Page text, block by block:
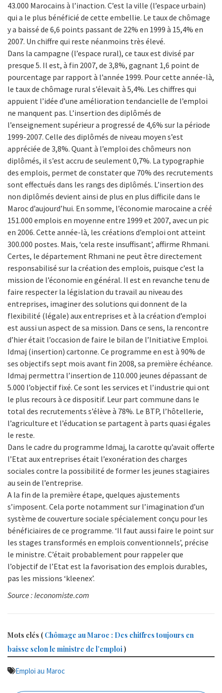
43.000 Marocains à l’inaction. C’est la ville (l’espace urbain)
qui a le plus bénéficié de cette embellie. Le taux de chômage
y a baissé de 6,6 points passant de 22% en 1999 à 15,4% en
2007. Un chiffre qui reste néanmoins très élevé.
Dans la campagne (l’espace rural), ce taux est divisé par
presque 5. Il est, à fin 2007, de 3,8%, gagnant 1,6 point de
pourcentage par rapport à l’année 1999. Pour cette année-là,
le taux de chômage rural s’élevait à 5,4%. Les chiffres qui
appuient l’idée d’une amélioration tendancielle de l’emploi
ne manquent pas. L’insertion des diplômés de
l’enseignement supérieur a progressé de 4,6% sur la période
1999-2007. Celle des diplômés de niveau moyen s’est
appréciée de 3,8%. Quant à l’emploi des chômeurs non
diplômés, il s’est accru de seulement 0,7%. La typographie
des emplois, permet de constater que 70% des recrutements
sont effectués dans les rangs des diplômés. L’insertion des
non diplômés devient ainsi de plus en plus difficile dans le
Maroc d’aujourd’hui. En somme, l’économie marocaine a créé
151.000 emplois en moyenne entre 1999 et 2007, avec un pic
en 2006. Cette année-là, les créations d’emploi ont atteint
300.000 postes. Mais, ‘cela reste insuffisant’, affirme Rhmani.
Certes, le département Rhmani ne peut être directement
responsabilisé sur la création des emplois, puisque c’est la
mission de l’économie en général. Il est en revanche tenu de
faire respecter la législation du travail au niveau des
entreprises, imaginer des solutions qui donnent de la
flexibilité (légale) aux entreprises et à la création d’emploi
est aussi un aspect de sa mission. Dans ce sens, la rencontre
d’hier était l’occasion de faire le bilan de l’Initiative Emploi.
Idmaj (insertion) cartonne. Ce programme en est à 90% de
ses objectifs sept mois avant fin 2008, sa première échéance.
Idmaj permettra l’insertion de 110.000 jeunes dépassant de
5.000 l’objectif fixé. Ce sont les services et l’industrie qui ont
le plus recours à ce dispositif. Leur part commune dans le
total des recrutements s’élève à 78%. Le BTP, l’hôtellerie,
l’agriculture et l’éducation se partagent à parts quasi égales
le reste.
Dans le cadre du programme Idmaj, la carotte qu’avait offerte
l’Etat aux entreprises était l’exonération des charges
sociales contre la possibilité de former les jeunes stagiaires
au sein de l’entreprise.
A la fin de la première étape, quelques ajustements
s’imposent. Cela porte notamment sur l’imagination d’un
système de couverture sociale spécialement conçu pour les
bénéficiaires de ce programme. ‘Il faut aussi faire le point sur
les stages transformés en emplois conventionnels’, précise
le ministre. C’était probablement pour rappeler que
l’objectif de l’Etat est la favorisation des emplois durables,
pas les missions ‘kleenex’.
Source : leconomiste.com
Mots clés ( Chômage au Maroc : Des chiffres toujours en
baisse selon le ministre de l’emploi)
Emploi au Maroc